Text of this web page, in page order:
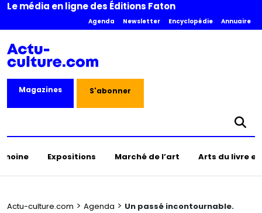
Le média en ligne des Éditions Faton
Agenda Newsletter Encyclopédie Annuaire
Magazines S'abonner
Expositions Marché de l’art Arts du livre
Actu-culture.com > Agenda > Un passé incontournable.